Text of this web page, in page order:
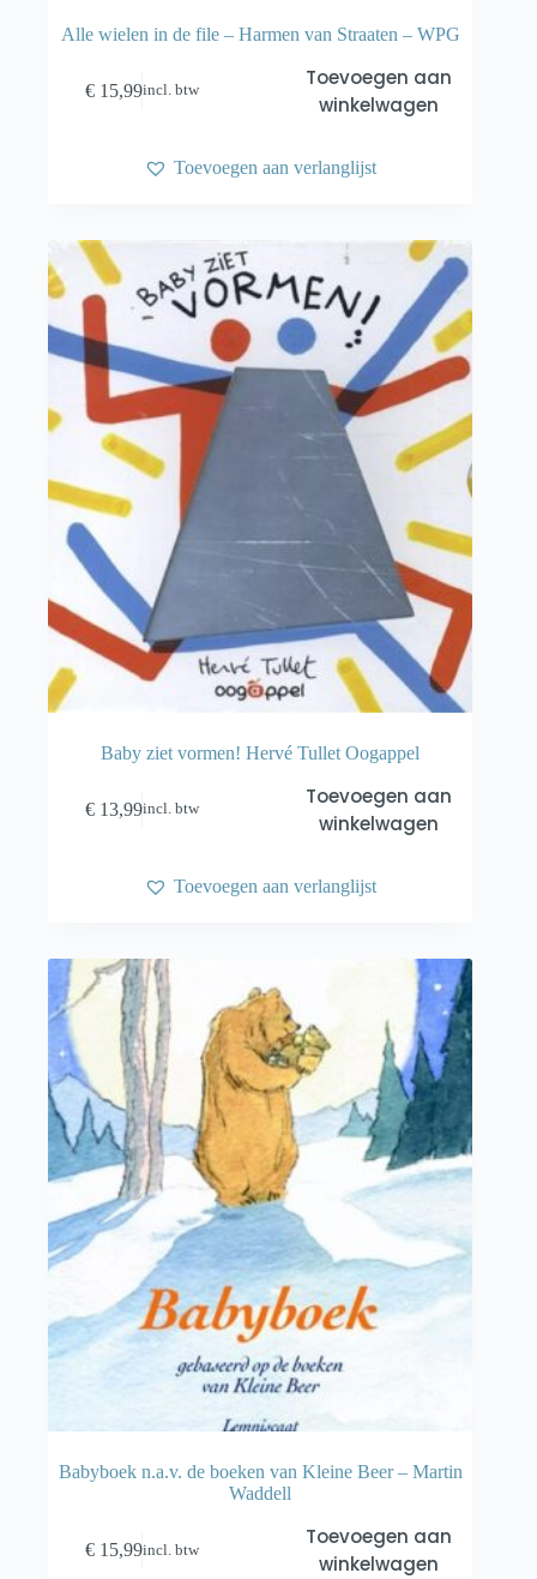
Alle wielen in de file – Harmen van Straaten – WPG
€ 15,99incl. btw
Toevoegen aan
winkelwagen
Toevoegen aan verlanglijst
Baby ziet vormen! Hervé Tullet Oogappel
€ 13,99incl. btw
Toevoegen aan
winkelwagen
Toevoegen aan verlanglijst
Babyboek n.a.v. de boeken van Kleine Beer – Martin
Waddell
€ 15,99incl. btw
Toevoegen aan
winkelwagen